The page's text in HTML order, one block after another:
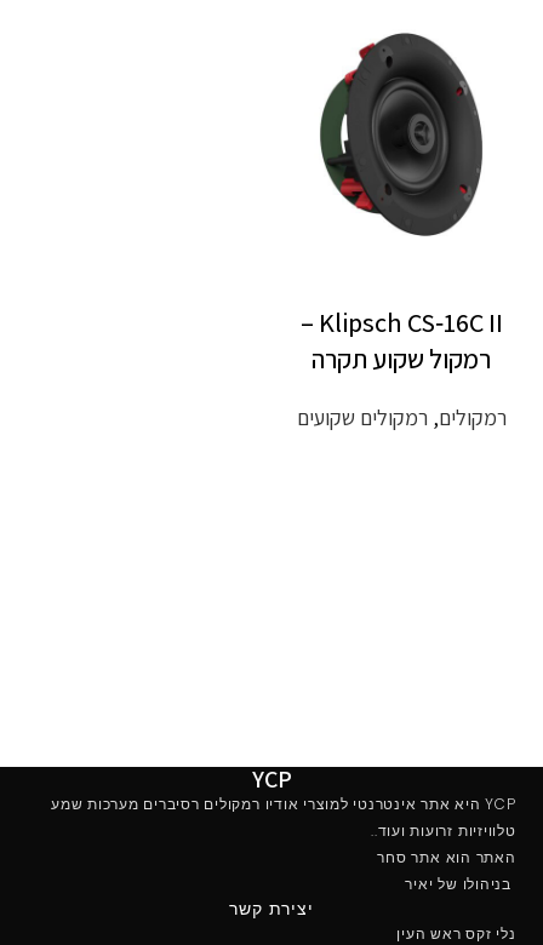
Klipsch CS‑16C II –
רמקול שקוע תקרה
רמקולים, רמקולים שקועים
YCP
YCP היא אתר אינטרנטי למוצרי אודיו רמקולים רסיברים מערכות שמע
טלוויזיות זרועות ועוד..
האתר הוא אתר סחר
בניהולו של יאיר
יצירת קשר
נלי זקס ראש העין